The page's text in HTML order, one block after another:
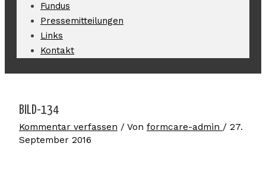
Fundus
Pressemitteilungen
Links
Kontakt
BILD-134
Kommentar verfassen / Von formcare-admin / 27.
September 2016